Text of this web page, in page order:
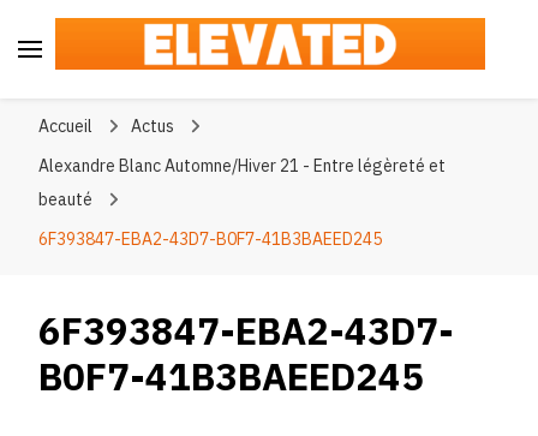
Accueil
Actus
Alexandre Blanc Automne/Hiver 21 - Entre légèreté et
beauté
6F393847-EBA2-43D7-B0F7-41B3BAEED245
6F393847-EBA2-43D7-
B0F7-41B3BAEED245